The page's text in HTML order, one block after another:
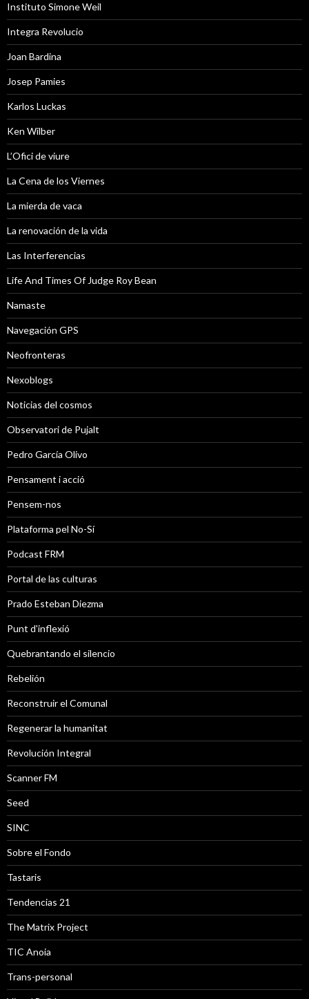
Instituto Simone Weil
Integra Revolucio
Joan Bardina
Josep Pamies
Karlos Luckas
Ken Wilber
L’Ofici de viure
La Cena de los Viernes
La mierda de vaca
La renovación de la vida
Las Interferencias
Life And Times Of Judge Roy Bean
Namaste
Navegación GPS
Neofronteras
Nexoblogs
Noticias del cosmos
Observatori de Pujalt
Pedro García Olivo
Pensament i acció
Pensem-nos
Plataforma pel No-Sí
Podcast FRM
Portal de las culturas
Prado Esteban Diezma
Punt d'inflexió
Quebrantando el silencio
Rebelión
Reconstruir el Comunal
Regenerar la humanitat
Revolución Integral
Scanner FM
Seed
SINC
Sobre el Fondo
Tastaris
Tendencias 21
The Matrix Project
TIC Anoia
Trans-personal